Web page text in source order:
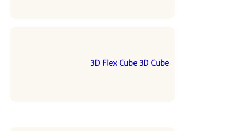
3D Flex Cube 3D Cube